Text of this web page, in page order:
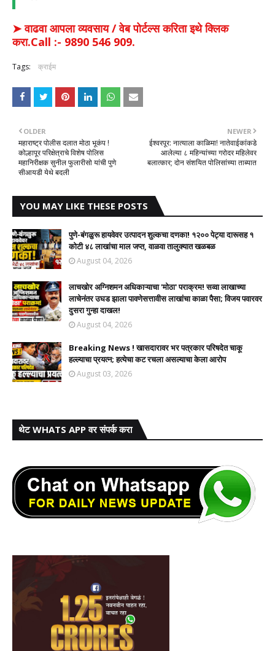
➤ वाढवा आपला व्यवसाय / वेब पोर्टल्स करिता इथे क्लिक
करा.Call :- 9890 546 909.
Tags: क्राईम
NEWER
ईश्वरपूर: नात्याला काळिमा! नातेवाईकांकडे
आलेल्या ८ महिन्यांच्या गरोदर महिलेवर
बलात्कार; दोन संशयित पोलिसांच्या ताब्यात
OLDER
महाराष्ट्र पोलीस दलात मोठा भूकंप !
कोल्हापूर परिक्षेत्राचे विशेष पोलिस
महानिरीक्षक सुनील फुलारीसो यांची पुणे
सीआयडी येथे बदली
YOU MAY LIKE THESE POSTS
पुणे-बंगळुरू हायवेवर उत्पादन शुल्कचा दणका! १२०० पेट्या दारूसह १
कोटी ४८ लाखांचा माल जप्त, वाळवा तालुक्यात खळबळ
August 04, 2026
लाचखोर अग्निशमन अधिकाऱ्याचा 'मोठा' पराक्रम! सव्वा लाखाच्या
लाचेनंतर उघड झाला पावणेसत्तावीस लाखांचा काळा पैसा; विजय पवारवर
दुसरा गुन्हा दाखल!​
August 04, 2026
Breaking News ! खासदारावर भर पत्रकार परिषदेत चाकू
हल्ल्याचा प्रयत्न; हत्येचा कट रचला असल्याचा केला आरोप
August 03, 2026
थेट WHATS APP वर संपर्क करा